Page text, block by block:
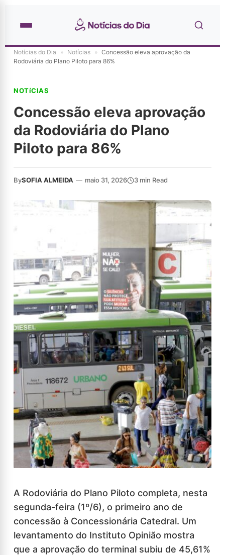
Notícias do Dia » Notícias » Concessão eleva aprovação da
Rodoviária do Plano Piloto para 86%
NOTíCIAS
Concessão eleva aprovação
da Rodoviária do Plano
Piloto para 86%
BySOFIA ALMEIDA — maio 31, 2026 3 min Read
A Rodoviária do Plano Piloto completa, nesta
segunda-feira (1º/6), o primeiro ano de
concessão à Concessionária Catedral. Um
levantamento do Instituto Opinião mostra
que a aprovação do terminal subiu de 45,61%